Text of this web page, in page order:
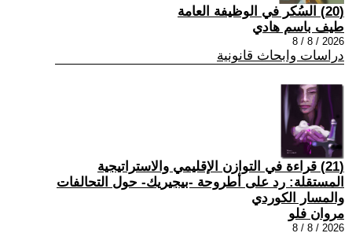
(20) السُكر في الوظيفة العامة
طيف باسم هادي
2026 / 8 / 8
دراسات وابحاث قانونية
(21) قراءة في التوازن الإقليمي والاستراتيجية
المستقلة: رد على أطروحة -بيجيريك- حول التحالفات
والمسار الكوردي
مروان فلو
2026 / 8 / 8